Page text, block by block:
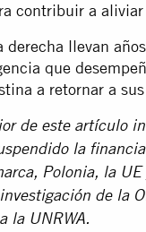
contribuir a
llevan
que
a retornar a
de este artículo
la
Polonia, la
de la
la UNRWA.